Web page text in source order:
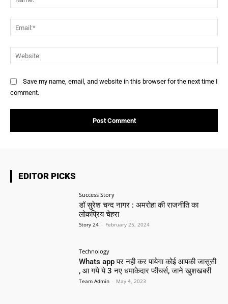
Save my name, email, and website in this browser for the next time I
comment.
EDITOR PICKS
Success Story
डॉ सुरेश चन्द नागर : अमरोहा की राजनीति का
लोकप्रिय चेहरा
Story 24 - February 25, 2024
Technology
Whats app पर नही कर पायेगा कोई आपकी जासूसी
, आ गये ये 3 नए धमाकेदार फीचर्स, जाने खुशखबरी
Team Admin - May 4, 2023